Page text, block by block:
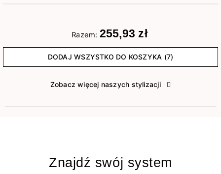
Razem: 255,93 zł
DODAJ WSZYSTKO DO KOSZYKA (7)
Zobacz więcej naszych stylizacji
Znajdź swój system